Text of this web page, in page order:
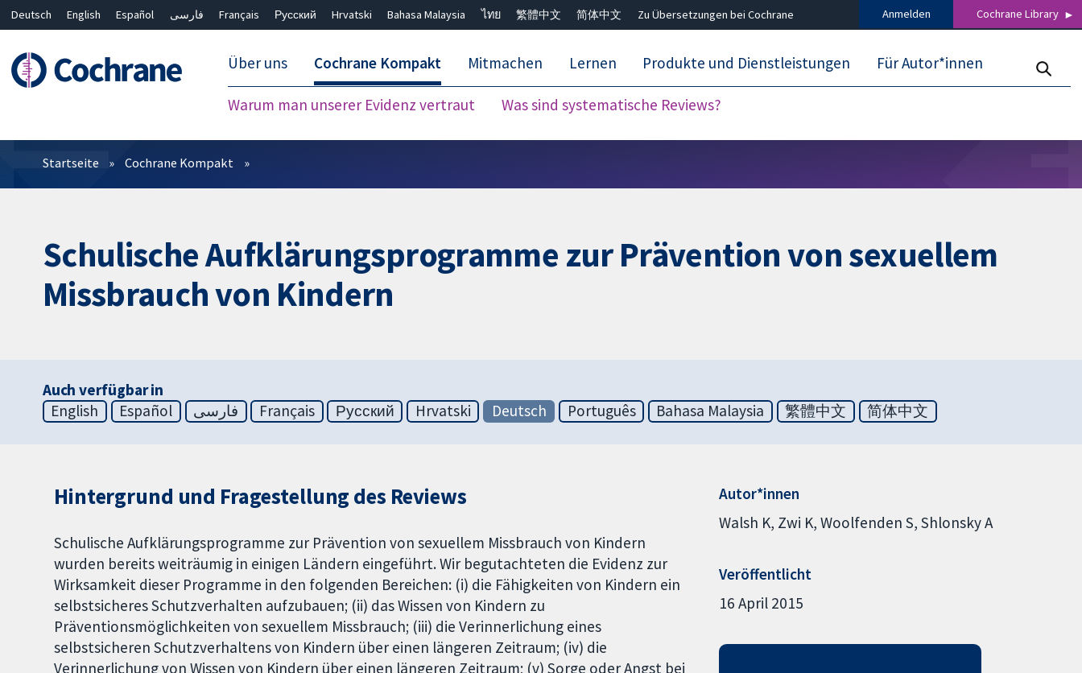
Deutsch English Español فارسی Français Русский Hrvatski Bahasa Malaysia ไทย 繁體中文 简体中文 Zu Übersetzungen bei Cochrane Anmelden Cochrane Library
Über uns Cochrane Kompakt
Warum man unserer Evidenz vertraut Was sind systematische Reviews?
Mitmachen Lernen Produkte und Dienstleistungen Für Autor*innen
Filter
Startseite Cochrane Kompakt
Schulische Aufklärungsprogramme zur Prävention von sexuellem
Missbrauch von Kindern
Auch verfügbar in
English
Español فارسی Français Русский Hrvatski Deutsch Português Bahasa Malaysia 繁體中文 简体中文
Hintergrund und Fragestellung des Reviews
Schulische Aufklärungsprogramme zur Prävention von sexuellem Missbrauch von Kindern
wurden bereits weiträumig in einigen Ländern eingeführt. Wir begutachteten die Evidenz zur
Wirksamkeit dieser Programme in den folgenden Bereichen: (i) die Fähigkeiten von Kindern ein
selbstsicheres Schutzverhalten aufzubauen; (ii) das Wissen von Kindern zu
Präventionsmöglichkeiten von sexuellem Missbrauch; (iii) die Verinnerlichung eines
selbstsicheren Schutzverhaltens von Kindern über einen längeren Zeitraum; (iv) die
Verinnerlichung von Wissen von Kindern über einen längeren Zeitraum; (v) Sorge oder Angst bei
Autor*innen
Walsh K Zwi K Woolfenden S Shlonsky A
Veröffentlicht
16 April 2015